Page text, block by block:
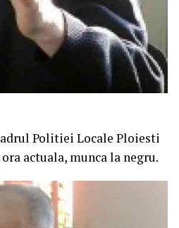
Politiei Locale Ploiesti
actuala, munca la negru.